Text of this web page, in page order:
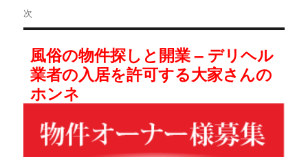
稿
ナ
ビ
ー
次
次
の
投
稿:
風俗の物件探しと開業 – デリヘル
業者の入居を許可する大家さんの
ホンネ